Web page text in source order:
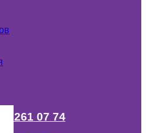
261 07 74